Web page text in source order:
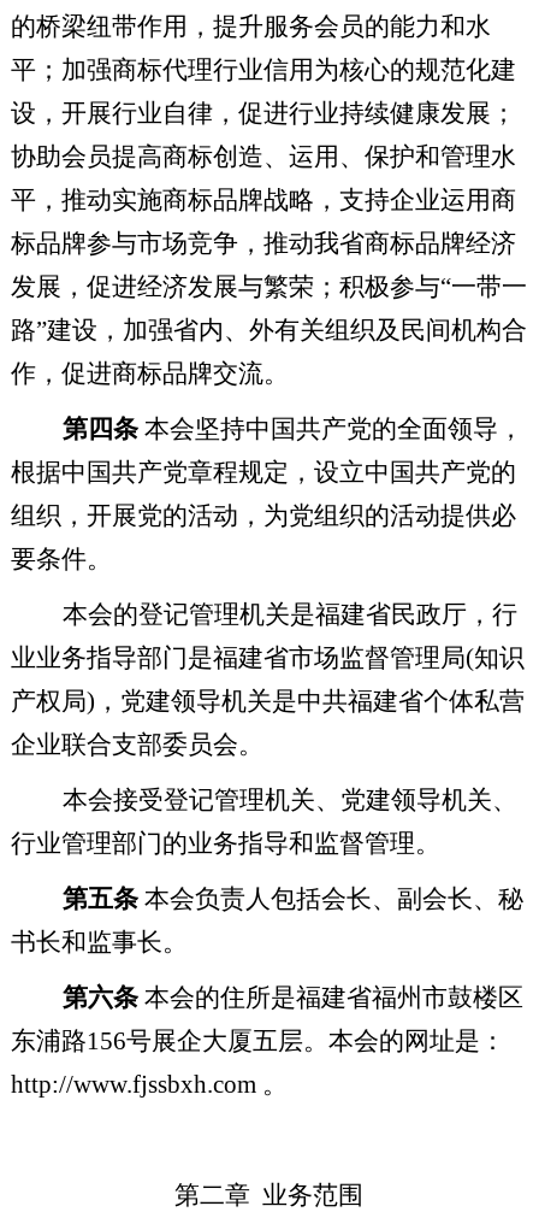
的桥梁纽带作用，提升服务会员的能力和水
平；加强商标代理行业信用为核心的规范化建
设，开展行业自律，促进行业持续健康发展；
协助会员提高商标创造、运用、保护和管理水
平，推动实施商标品牌战略，支持企业运用商
标品牌参与市场竞争，推动我省商标品牌经济
发展，促进经济发展与繁荣；积极参与“一带一
路”建设，加强省内、外有关组织及民间机构合
作，促进商标品牌交流。
第四条本会坚持中国共产党的全面领导，
根据中国共产党章程规定，设立中国共产党的
组织，开展党的活动，为党组织的活动提供必
要条件。
本会的登记管理机关是福建省民政厅，行
业业务指导部门是福建省市场监督管理局(知识
产权局) ，党建领导机关是中共福建省个体私营
企业联合支部委员会。
本会接受登记管理机关、党建领导机关、
行业管理部门的业务指导和监督管理。
第五条本会负责人包括会长、副会长、秘
书长和监事长。
第六条本会的住所是福建省福州市鼓楼区
东浦路156号展企大厦五层。本会的网址是：
http://www.fjssbxh.com 。
第二章 业务范围